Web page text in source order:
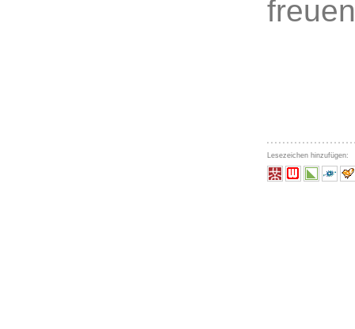
Lesezeichen hinzufügen: